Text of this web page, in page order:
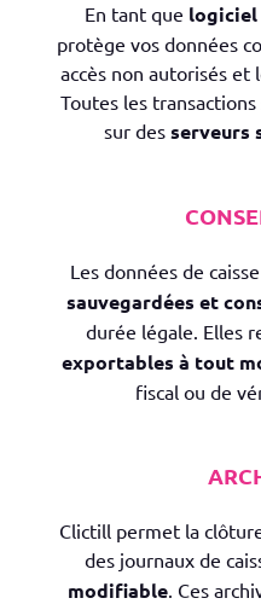
En tant que logiciel
protège vos données
accès non autorisés et
Toutes les
sur des serveurs
Les données de
sauvegardées et
durée légale. Elles
exportables à tout
fiscal ou de
Clictill permet la
des journaux de
modifiable. Ces